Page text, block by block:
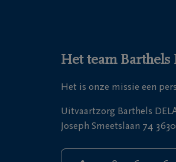
Het team Barthels
Het is onze missie een
Uitvaartzorg Barthels
Joseph Smeetslaan 74